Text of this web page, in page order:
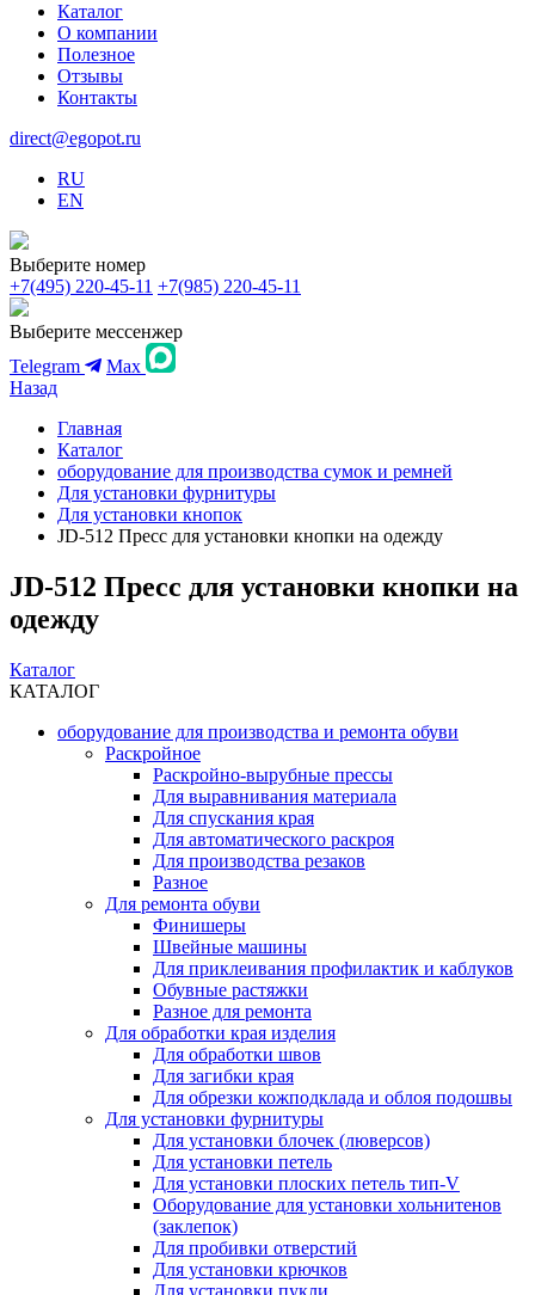
Каталог
О компании
Полезное
Отзывы
Контакты
direct@egopot.ru
RU
EN
Выберите номер
+7(495) 220-45-11 +7(985) 220-45-11
Выберите мессенжер
Telegram
Max
Назад
Главная
Каталог
оборудование для производства сумок и ремней
Для установки фурнитуры
Для установки кнопок
JD-512 Пресс для установки кнопки на одежду
JD-512 Пресс для установки кнопки на
одежду
Каталог
КАТАЛОГ
оборудование для производства и ремонта обуви
Раскройное
Раскройно-вырубные прессы
Для выравнивания материала
Для спускания края
Для автоматического раскроя
Для производства резаков
Разное
Для ремонта обуви
Финишеры
Швейные машины
Для приклеивания профилактик и каблуков
Обувные растяжки
Разное для ремонта
Для обработки края изделия
Для обработки швов
Для загибки края
Для обрезки кожподклада и облоя подошвы
Для установки фурнитуры
Для установки блочек (люверсов)
Для установки петель
Для установки плоских петель тип-V
Оборудование для установки хольнитенов
(заклепок)
Для пробивки отверстий
Для установки крючков
Для установки пукли